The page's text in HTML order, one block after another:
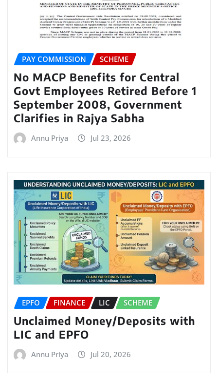
PAY COMMISSION SCHEME
No MACP Benefits for Central
Govt Employees Retired Before 1
September 2008, Government
Clarifies in Rajya Sabha
Annu Priya Jul 23, 2026
EPFO FINANCE LIC SCHEME
Unclaimed Money/Deposits with
LIC and EPFO
Annu Priya Jul 20, 2026